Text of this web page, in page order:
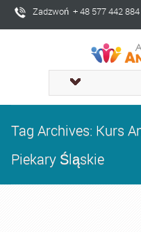
Zadzwoń + 48 577 442 884
Tag Archives: Kurs
Piekary Śląskie